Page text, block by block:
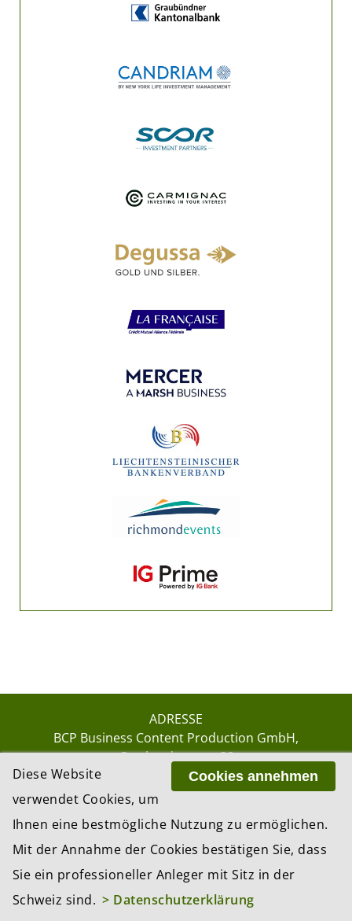
ADRESSE
BCP Business Content Production GmbH
Gotthardstrasse 38
8002 Zürich
GmbH, Zürich – Switzerland
Website by update AG, Zurich
Cookies annehmen
Diese Website
verwendet Cookies, um
Ihnen eine bestmögliche Nutzung zu ermöglichen.
Mit der Annahme der Cookies bestätigen Sie, dass
Sie ein professioneller Anleger mit Sitz in der
Schweiz sind. > Datenschutzerklärung